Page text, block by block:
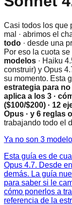
Casi todos los que
mal · abrimos el
todo · desde una
Por eso la cuota
modelos · Haiku
construir) y Opus
su momento. Esta
estrategia para
aplica a los 3 ·
($100/$200) · 12
Opus · y 6 reglas
trabajando todo el
Ya no son 3
Esta guía es de
Opus 4.7. Desde
demás. La guía
para saber si le
cómo ponerlos a
referencia de la